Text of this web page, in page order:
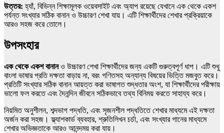
উত্তর:হ্যাঁ, বিভিন্ন শিক্ষামূলক ওয়েবসাইট এবং অ্যাপ রয়েছে যেখানে এক থেকে একশ
পর্যন্ত সংখ্যার সঠিক বানান ও উচ্চারণ শেখা যায়। এটি শিক্ষার্থীদের শেখার প্রক্রিয়াকে
আরও সহজ করে তোলে।
উপসংহার
এক থেকে একশ বানানও উচ্চারণ শেখা শিক্ষার্থীদের জন্য একটি গুরুত্বপূর্ণ ধাপ। এটি শুধু
বাংলা ভাষার প্রতি দক্ষতা বাড়ায় না, বরং গণিতসহ অন্যান্য বিষয়ের ভিত্তি মজবুত করে।
প্রতিটি সংখ্যার সঠিক বানান আয়ত্ত করা ভাষাগত শুদ্ধতার অংশ, যা শিক্ষার্থীদের পরীক্ষায়
ভালো ফল করতে এবং দৈনন্দিন জীবনে সঠিকভাবে তথ্য বিনিময় করতে সাহায্য করে।
নিয়মিত অনুশীলন, শব্দভাগ পদ্ধতি, এবং সৃজনশীল পদ্ধতিতে শেখার মাধ্যমে এই দক্ষতা
অর্জন করা সহজ। ফ্ল্যাশকার্ড ব্যবহার, শ্রুতিলিখন চর্চা, এবং সংখ্যার গানের মাধ্যমে
শেখার অভিজ্ঞতাকে আরও আনন্দময় করা যায়।